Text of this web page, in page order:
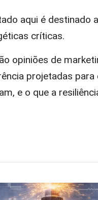
aqui é destinado
críticas.
opiniões de
projetadas
e o que a